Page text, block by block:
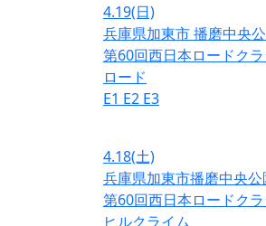
4.19(日)
兵庫県加東市 播磨中央
第60回西日本ロードク
ロード
E1 E2 E3
4.18(土)
兵庫県加東市播磨中央公
第60回西日本ロードク
ヒルクライム